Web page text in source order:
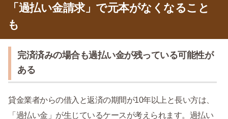
「過払い金請求」で元本がなくなること
も
完済済みの場合も過払い金が残っている可能性が
ある
貸金業者からの借入と返済の期間が10年以上と長い方は、
「過払い金」が生じているケースが考えられます。過払い